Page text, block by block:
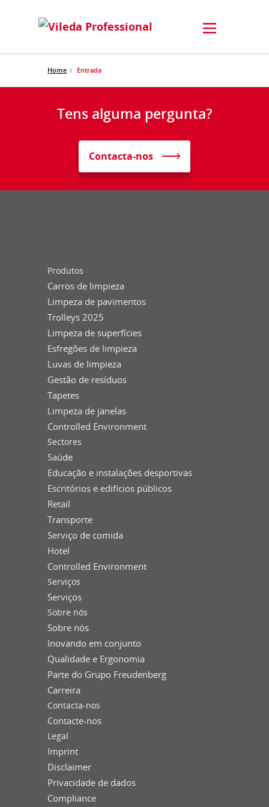
Home Entrada
Tens alguma pergunta?
Contacta-nos
Produtos
Carros de limpieza
Limpeza de pavimentos
Trolleys 2025
Limpeza de superfícies
Esfregões de limpieza
Luvas de limpieza
Gestão de resíduos
Tapetes
Limpeza de janelas
Controlled Environment
Sectores
Saúde
Educação e instalações desportivas
Escritórios e edifícios públicos
Retail
Transporte
Serviço de comida
Hotel
Controlled Environment
Serviços
Serviços
Sobre nós
Sobre nós
Inovando em conjunto
Qualidade e Ergonomia
Parte do Grupo Freudenberg
Carreira
Contacta-nos
Contacte-nos
Legal
Imprint
Disclaimer
Privacidade de dados
Compliance